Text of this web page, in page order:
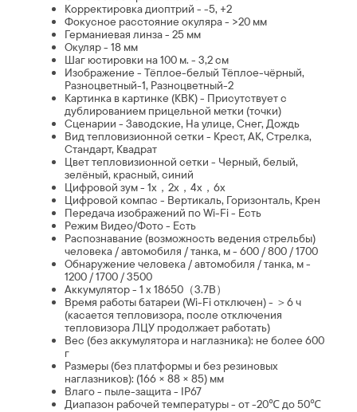
Корректировка диоптрий - -5, +2
Фокусное расстояние окуляра - >20 мм
Германиевая линза - 25 мм
Окуляр - 18 мм
Шаг юстировки на 100 м. - 3,2 см
Изображение - Тёплое-белый Тёплое-чёрный,
Разноцветный-1, Разноцветный-2
Картинка в картинке (КВК) - Присутствует с
дублированием прицельной метки (точки)
Сценарии - Заводские, На улице, Снег, Дождь
Вид тепловизионной сетки - Крест, АК, Стрелка,
Стандарт, Квадрат
Цвет тепловизионной сетки - Черный, белый,
зелёный, красный, синий
Цифровой зум - 1x，2x，4x，6x
Цифровой компас - Вертикаль, Горизонталь, Крен
Передача изображений по Wi-Fi - Есть
Режим Видео/Фото - Есть
Распознавание (возможность ведения стрельбы)
человека / автомобиля / танка, м - 600 / 800 / 1700
Обнаружение человека / автомобиля / танка, м -
1200 / 1700 / 3500
Аккумулятор - 1 x 18650（3.7В）
Время работы батареи (Wi-Fi отключен) - ＞6 ч
(касается тепловизора, после отключения
тепловизора ЛЦУ продолжает работать)
Вес (без аккумулятора и наглазника): не более 600
г
Размеры (без платформы и без резиновых
наглазников): (166 × 88 × 85) мм
Влаго - пыле-защита - IP67
Диапазон рабочей температуры - от -20℃ до 50℃